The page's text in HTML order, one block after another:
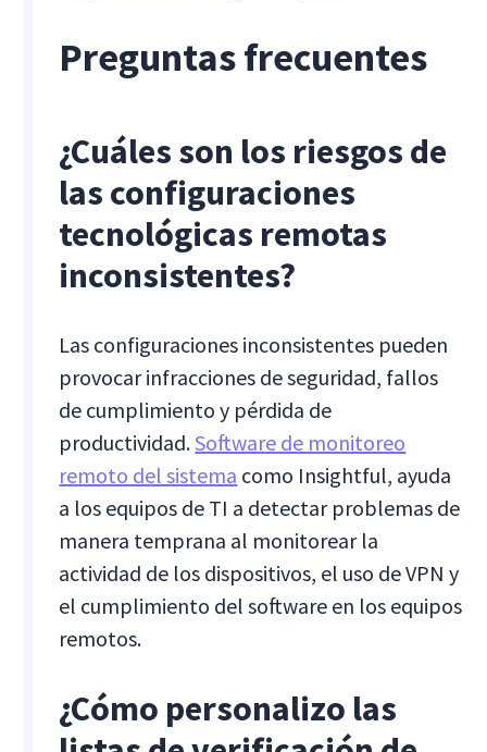
Preguntas frecuentes
¿Cuáles son los riesgos de
las configuraciones
tecnológicas remotas
inconsistentes?
Las configuraciones inconsistentes pueden
provocar infracciones de seguridad, fallos
de cumplimiento y pérdida de
productividad.Software de monitoreo
remoto del sistema como Insightful, ayuda
a los equipos de TI a detectar problemas de
manera temprana al monitorear la
actividad de los dispositivos, el uso de VPN y
el cumplimiento del software en los equipos
remotos.
¿Cómo personalizo las